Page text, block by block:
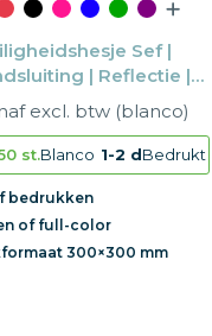
Sef |
| Reflectie |
excl. btw (blanco)
st.Blanco 1-2 dBedrukt
bedrukken
of full-color
300×300 mm